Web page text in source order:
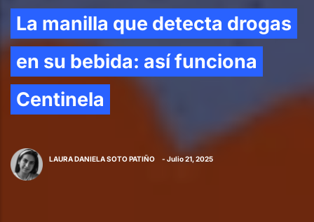
La manilla que detecta drogas
en su bebida: así funciona
Centinela
LAURA DANIELA SOTO PATIÑO - Julio 21, 2025